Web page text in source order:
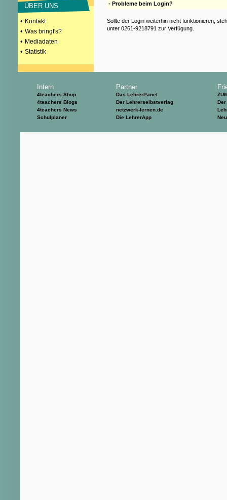
ÜBER UNS
• Kontakt
• Was bringt's?
• Mediadaten
• Statistik
- Probleme beim Login?
Sollte der Login weiterhin nicht funktionieren,
unter 0261-9218791 zur Verfügung.
Intern
4teachers Shop
4teachers Blogs
4teachers News
Schulplaner
Partner
Das LehrerPanel
Der Lehrerselbstverlag
netzwerk-lernen.de
Die LehrerApp